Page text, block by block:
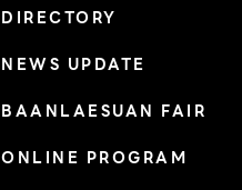
DIRECTORY
NEWS UPDATE
BAANLAESUAN FAIR
ONLINE PROGRAM